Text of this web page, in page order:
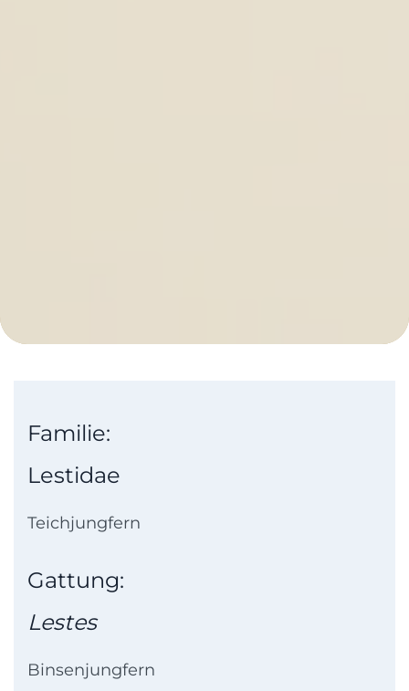
Familie:
Lestidae
Teichjungfern
Gattung:
Lestes
Binsenjungfern